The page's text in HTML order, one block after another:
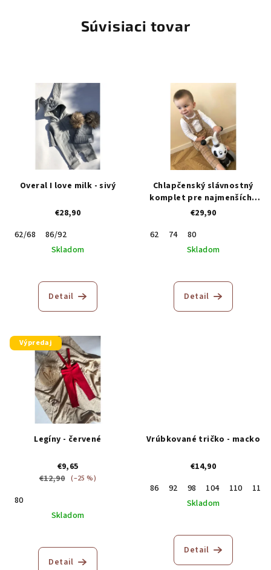
Súvisiaci tovar
Overal I love milk - sivý
€28,90
62/68
86/92
Skladom
Detail
Chlapčenský slávnostný
komplet pre najmenších -
béžový
€29,90
62
74
80
Skladom
Detail
Výpredaj
Legíny - červené
€9,65
€12,90 (–25 %)
80
Skladom
Detail
Vrúbkované tričko - macko
€14,90
86
92 98 104 110
116
Skladom
Detail